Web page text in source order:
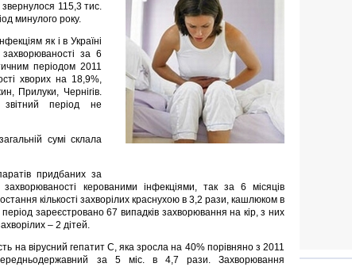
115,3 тис.
минулого року.
як і в Україні
за 6
періодом 2011
хворих на 18,9%,
Прилуки, Чернігів.
період не
сумі склала
придбаних за
керованими інфекціями, так за 6 місяців
кількості захворілих краснухою в 3,2 рази, кашлюком в
зареєстровано 67 випадків захворювання на кір, з них
– 2 дітей.
на вірусний гепатит С, яка зросла на 40% порівняно з 2011
за 5 міс. в 4,7 рази. Захворювання